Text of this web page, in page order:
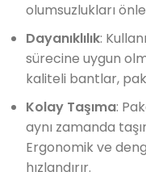
olumsuzlukları
Dayanıklılık:
sürecine uygun
kaliteli bantlar,
Kolay Taşıma:
aynı zamanda
Ergonomik ve
hızlandırır.